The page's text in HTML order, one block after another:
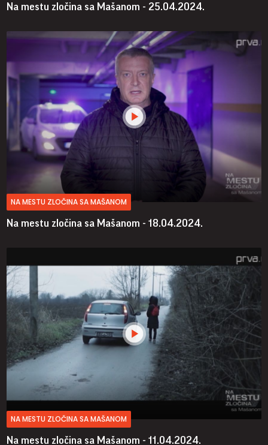
Na mestu zločina sa Mašanom - 25.04.2024.
NA MESTU ZLOČINA SA MAŠANOM
Na mestu zločina sa Mašanom - 18.04.2024.
NA MESTU ZLOČINA SA MAŠANOM
Na mestu zločina sa Mašanom - 11.04.2024.